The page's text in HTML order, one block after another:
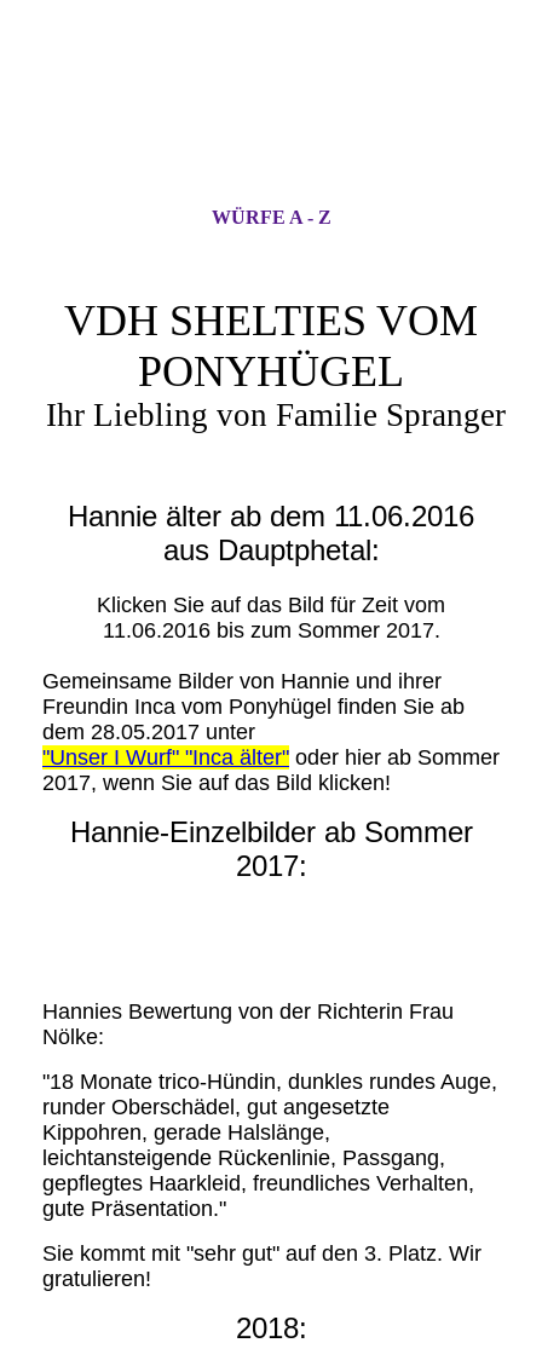
WÜRFE A - Z
VDH SHELTIES VOM
PONYHÜGEL
Ihr Liebling von Familie Spranger
Hannie älter ab dem 11.06.2016
aus Dauptphetal:
Klicken Sie auf das Bild für Zeit vom
11.06.2016 bis zum Sommer 2017.
Gemeinsame Bilder von Hannie und ihrer
Freundin Inca vom Ponyhügel finden Sie ab
dem 28.05.2017 unter
"Unser I Wurf" "Inca älter" oder hier ab Sommer
2017, wenn Sie auf das Bild klicken!
Hannie-Einzelbilder ab Sommer
2017:
Hannies Bewertung von der Richterin Frau
Nölke:
"18 Monate trico-Hündin, dunkles rundes Auge,
runder Oberschädel, gut angesetzte
Kippohren, gerade Halslänge,
leichtansteigende Rückenlinie, Passgang,
gepflegtes Haarkleid, freundliches Verhalten,
gute Präsentation."
Sie kommt mit "sehr gut" auf den 3. Platz. Wir
gratulieren!
2018: